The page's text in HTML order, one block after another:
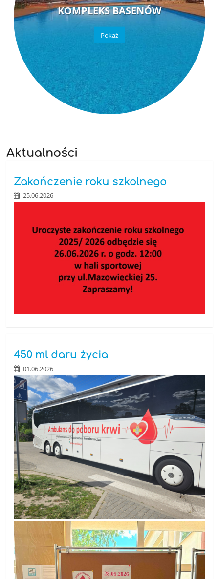
KOMPLEKS BASENÓW
Pokaż
Aktualności
Zakończenie roku szkolnego
25.06.2026
450 ml daru życia
01.06.2026